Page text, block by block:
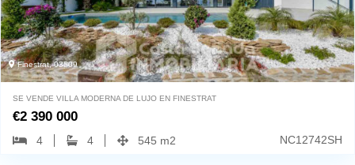
Finestrat, 03509
SE VENDE VILLA MODERNA DE LUJO EN FINESTRAT
€2 390 000
4 4 545 m2 NC12742SH